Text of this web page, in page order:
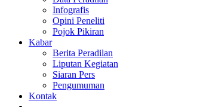
Infografis
Opini Peneliti
Pojok Pikiran
Kabar
Berita Peradilan
Liputan Kegiatan
Siaran Pers
Pengumuman
Kontak